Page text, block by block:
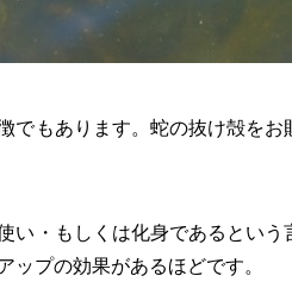
でもあります。蛇の抜け殻を
い・もしくは化身であるとい
ップの効果があるほどです。